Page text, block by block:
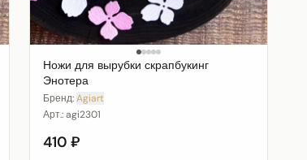
Ножи для вырубки скрапбукинг
Энотера
Бренд:Agiart
Арт.:agi2301
410 ₽